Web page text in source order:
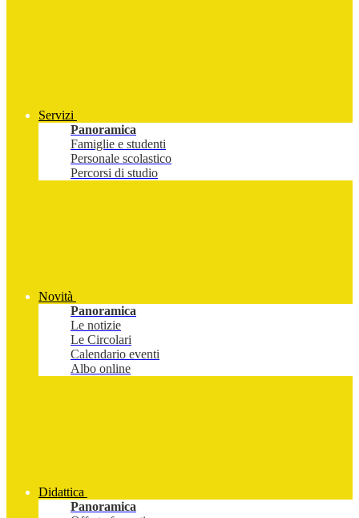
Servizi
Panoramica
Famiglie e studenti
Personale scolastico
Percorsi di studio
Novità
Panoramica
Le notizie
Le Circolari
Calendario eventi
Albo online
Didattica
Panoramica